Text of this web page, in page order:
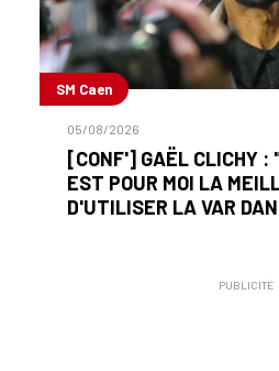
SM Caen
05/08/2026
[CONF'] GAËL CLICHY :
EST POUR MOI LA
D'UTILISER LA VAR
PUBLICITÉ